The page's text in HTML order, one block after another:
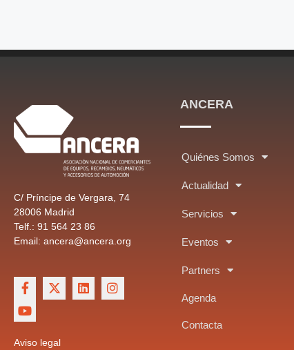
C/ Príncipe de Vergara, 74
28006 Madrid
Telf.: 91 564 23 86
Email: ancera@ancera.org
Aviso legal
ANCERA
Quiénes Somos
Actualidad
Servicios
Eventos
Partners
Agenda
Contacta